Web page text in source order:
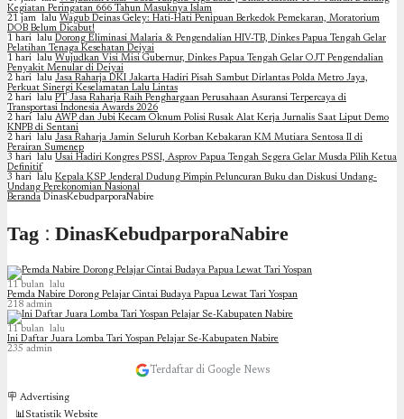
Kegiatan Peringatan 666 Tahun Masuknya Islam
21 jam lalu Wagub Deinas Geley: Hati-Hati Penipuan Berkedok Pemekaran, Moratorium
DOB Belum Dicabut!
1 hari lalu Dorong Eliminasi Malaria & Pengendalian HIV-TB, Dinkes Papua Tengah Gelar
Pelatihan Tenaga Kesehatan Deiyai
1 hari lalu Wujudkan Visi Misi Gubernur, Dinkes Papua Tengah Gelar OJT Pengendalian
Penyakit Menular di Deiyai
2 hari lalu Jasa Raharja DKI Jakarta Hadiri Pisah Sambut Dirlantas Polda Metro Jaya,
Perkuat Sinergi Keselamatan Lalu Lintas
2 hari lalu PT Jasa Raharja Raih Penghargaan Perusahaan Asuransi Terpercaya di
Transportasi Indonesia Awards 2026
2 hari lalu AWP dan Jubi Kecam Oknum Polisi Rusak Alat Kerja Jurnalis Saat Liput Demo
KNPB di Sentani
2 hari lalu Jasa Raharja Jamin Seluruh Korban Kebakaran KM Mutiara Sentosa II di
Perairan Sumenep
3 hari lalu Usai Hadiri Kongres PSSI, Asprov Papua Tengah Segera Gelar Musda Pilih Ketua
Definitif
3 hari lalu Kepala KSP Jenderal Dudung Pimpin Peluncuran Buku dan Diskusi Undang-
Undang Perekonomian Nasional
Beranda DinasKebudparporaNabire
Tag : DinasKebudparporaNabire
11 bulan lalu
Pemda Nabire Dorong Pelajar Cintai Budaya Papua Lewat Tari Yospan
218 admin
11 bulan lalu
Ini Daftar Juara Lomba Tari Yospan Pelajar Se-Kabupaten Nabire
235 admin
Terdaftar di Google News
🪧 Advertising
📊Statistik Website